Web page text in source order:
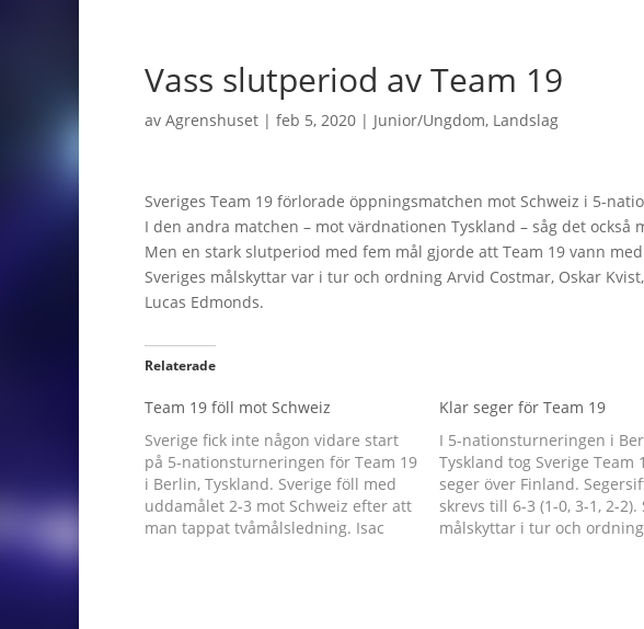
Vass slutperiod av Team 19
av Agrenshuset | feb 5, 2020 | Junior/Ungdom, Landslag
Sveriges Team 19 förlorade öppningsmatchen mot Schweiz i 5-
I den andra matchen – mot värdnationen Tyskland – såg det också
Men en stark slutperiod med fem mål gjorde att Team 19 vann
Sveriges målskyttar var i tur och ordning Arvid Costmar, Oskar
Lucas Edmonds.
Relaterade
Team 19 föll mot Schweiz
Sverige fick inte någon vidare start
på 5-nationsturneringen för Team 19
i Berlin, Tyskland. Sverige föll med
uddamålet 2-3 mot Schweiz efter att
man tappat tvåmålsledning. Isac
Klar seger för Team 19
I 5-nationsturneringen i
Tyskland tog Sverige Team
seger över Finland.
skrevs till 6-3 (1-0, 3-1, 2-2).
målskyttar i tur och